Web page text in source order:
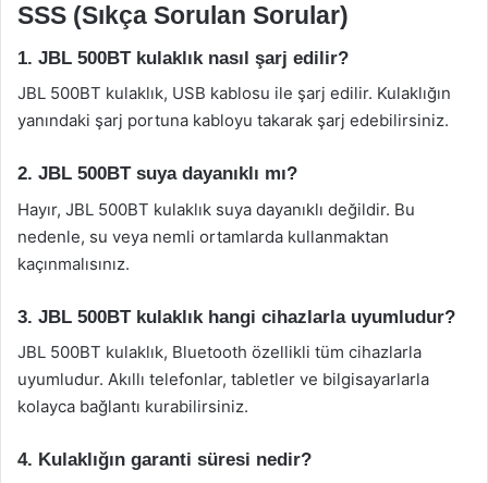
SSS (Sıkça Sorulan Sorular)
1. JBL 500BT kulaklık nasıl şarj edilir?
JBL 500BT kulaklık, USB kablosu ile şarj edilir. Kulaklığın
yanındaki şarj portuna kabloyu takarak şarj edebilirsiniz.
2. JBL 500BT suya dayanıklı mı?
Hayır, JBL 500BT kulaklık suya dayanıklı değildir. Bu
nedenle, su veya nemli ortamlarda kullanmaktan
kaçınmalısınız.
3. JBL 500BT kulaklık hangi cihazlarla uyumludur?
JBL 500BT kulaklık, Bluetooth özellikli tüm cihazlarla
uyumludur. Akıllı telefonlar, tabletler ve bilgisayarlarla
kolayca bağlantı kurabilirsiniz.
4. Kulaklığın garanti süresi nedir?